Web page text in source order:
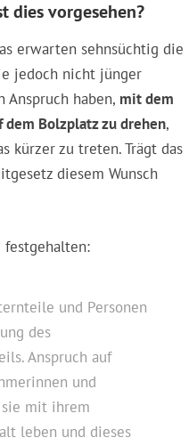
dies vorgesehen?
erwarten sehnsüchtig die
jedoch nicht jünger
haben, mit dem
Bolzplatz zu drehen,
kürzer zu treten. Trägt das
diesem Wunsch
und Personen
des
Anspruch auf
und
mit ihrem
leben und dieses